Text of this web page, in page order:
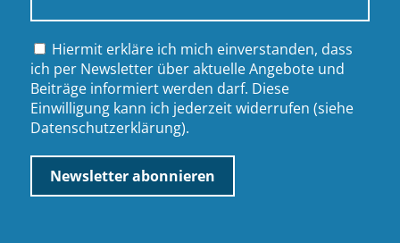
Hiermit erkläre ich mich einverstanden, dass
ich per Newsletter über aktuelle Angebote und
Beiträge informiert werden darf. Diese
Einwilligung kann ich jederzeit widerrufen (siehe
Datenschutzerklärung).